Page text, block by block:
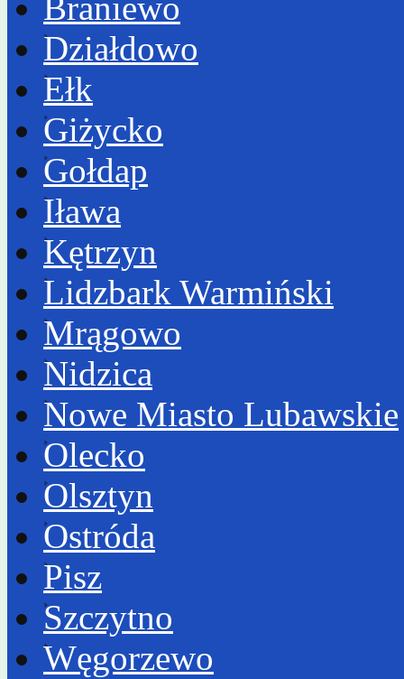
Działdowo
Ełk
Giżycko
Gołdap
Iława
Kętrzyn
Lidzbark Warmiński
Mrągowo
Nidzica
Nowe Miasto Lubawskie
Olecko
Olsztyn
Ostróda
Pisz
Szczytno
Węgorzewo